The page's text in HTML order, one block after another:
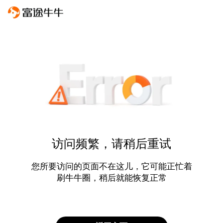
访问频繁，请稍后重试
您所要访问的页面不在这儿，它可能正忙着
刷牛牛圈，稍后就能恢复正常